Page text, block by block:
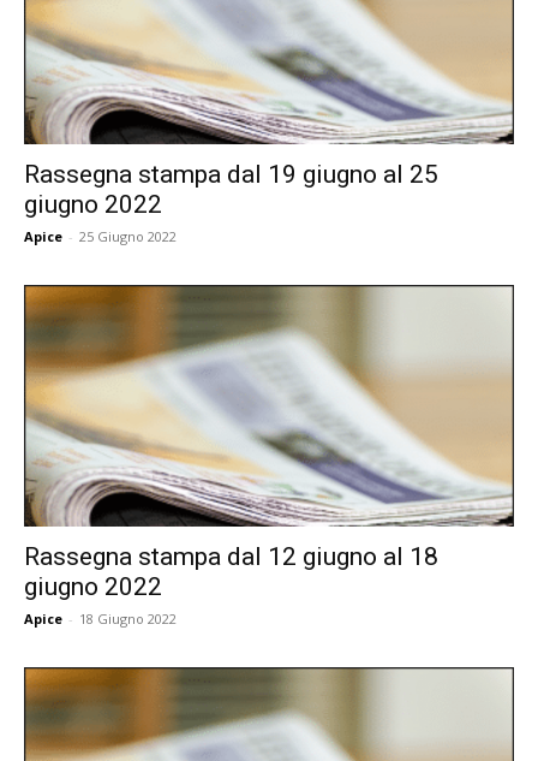
Rassegna stampa dal 19 giugno al 25
giugno 2022
Apice - 25 Giugno 2022
Rassegna stampa dal 12 giugno al 18
giugno 2022
Apice - 18 Giugno 2022